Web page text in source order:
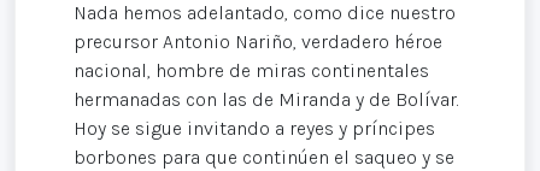
Nada hemos adelantado, como dice nuestro
precursor Antonio Nariño, verdadero héroe
nacional, hombre de miras continentales
hermanadas con las de Miranda y de Bolívar.
Hoy se sigue invitando a reyes y príncipes
borbones para que continúen el saqueo y se